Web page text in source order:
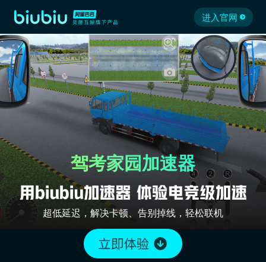
进入官网
驾考家园加速器
超低延迟，解决卡顿、告别掉线，轻松联机